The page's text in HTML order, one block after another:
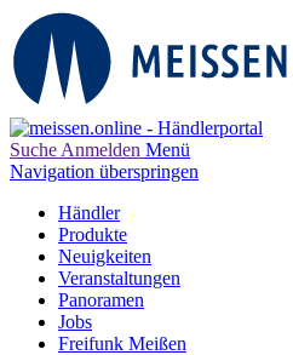
Suche Anmelden Menü
Navigation überspringen
Händler
Produkte
Neuigkeiten
Veranstaltungen
Panoramen
Jobs
Freifunk Meißen